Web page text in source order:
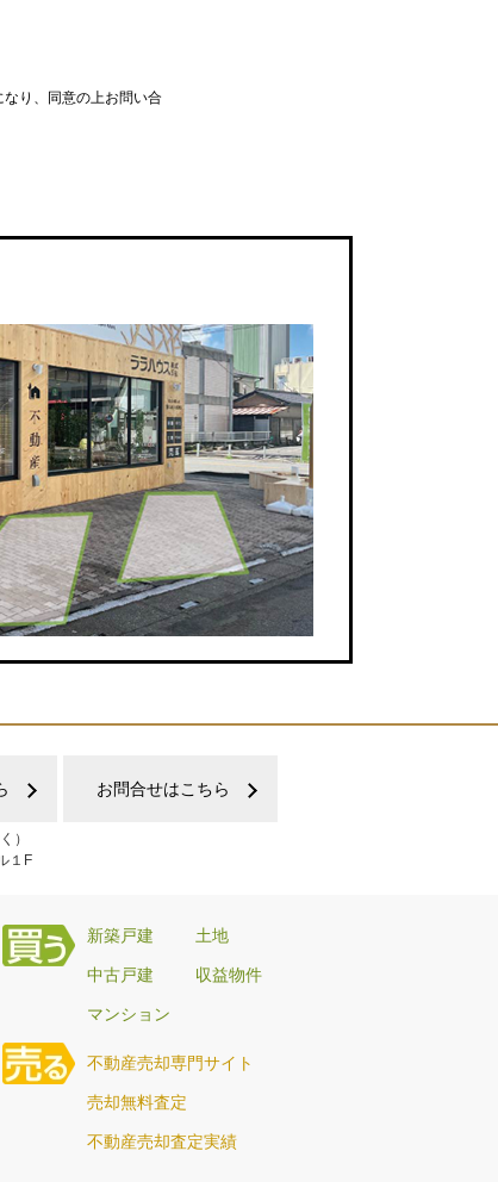
り、同意の上お問い合
お問合せはこちら
）
１F
新築戸建 土地
中古戸建 収益物件
マンション
不動産売却専門サイト
売却無料査定
不動産売却査定実績